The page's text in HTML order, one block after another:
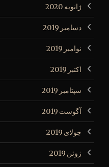
ژانویه 2020
دسامبر 2019
نوامبر 2019
اکتبر 2019
سپتامبر 2019
آگوست 2019
جولای 2019
ژوئن 2019